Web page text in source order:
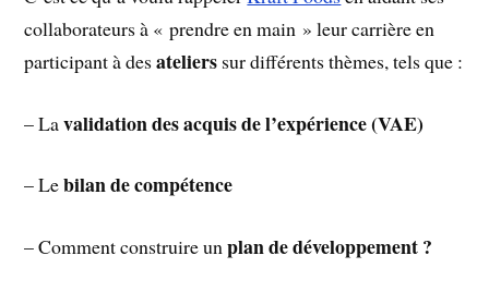
collaborateurs à « prendre en main » leur carrière en
participant à desateliers sur différents thèmes, tels que :
– Lavalidation des acquis de l’expérience (VAE)
– Lebilan de compétence
– Comment construire unplan de développement ?